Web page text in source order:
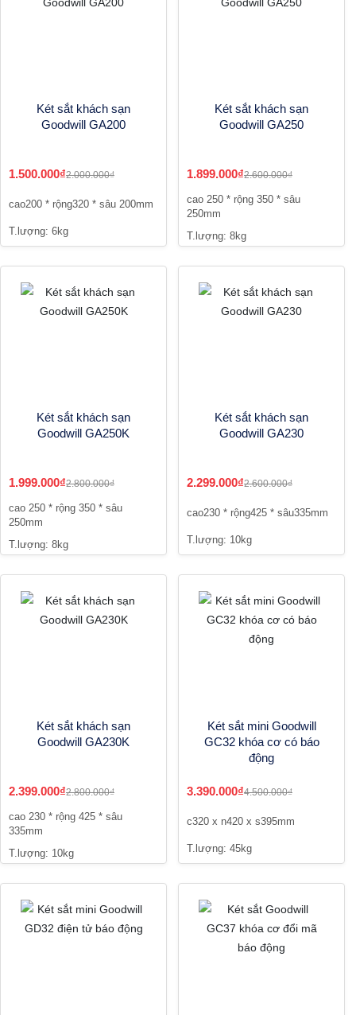
Két sắt khách sạn
Goodwill GA200
1.500.000₫2.000.000₫
cao200 * rộng320 * sâu 200mm
T.lượng: 6kg
Két sắt khách sạn
Goodwill GA250
1.899.000₫2.600.000₫
cao 250 * rộng 350 * sâu
250mm
T.lượng: 8kg
Két sắt khách sạn
Goodwill GA250K
1.999.000₫2.800.000₫
cao 250 * rộng 350 * sâu
250mm
T.lượng: 8kg
Két sắt khách sạn
Goodwill GA230
2.299.000₫2.600.000₫
cao230 * rộng425 * sâu335mm
T.lượng: 10kg
Két sắt khách sạn
Goodwill GA230K
2.399.000₫2.800.000₫
cao 230 * rộng 425 * sâu
335mm
T.lượng: 10kg
Két sắt mini Goodwill
GC32 khóa cơ có báo
động
3.390.000₫4.500.000₫
c320 x n420 x s395mm
T.lượng: 45kg